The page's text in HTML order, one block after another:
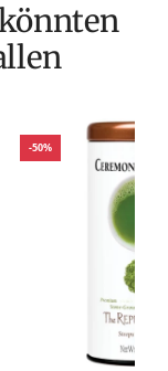
-50%